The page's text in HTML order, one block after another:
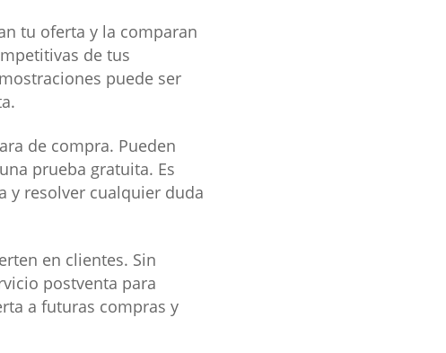
tu oferta y la comparan
de tus
puede ser
de compra. Pueden
prueba gratuita. Es
y resolver cualquier duda
en clientes. Sin
postventa para
a futuras compras y